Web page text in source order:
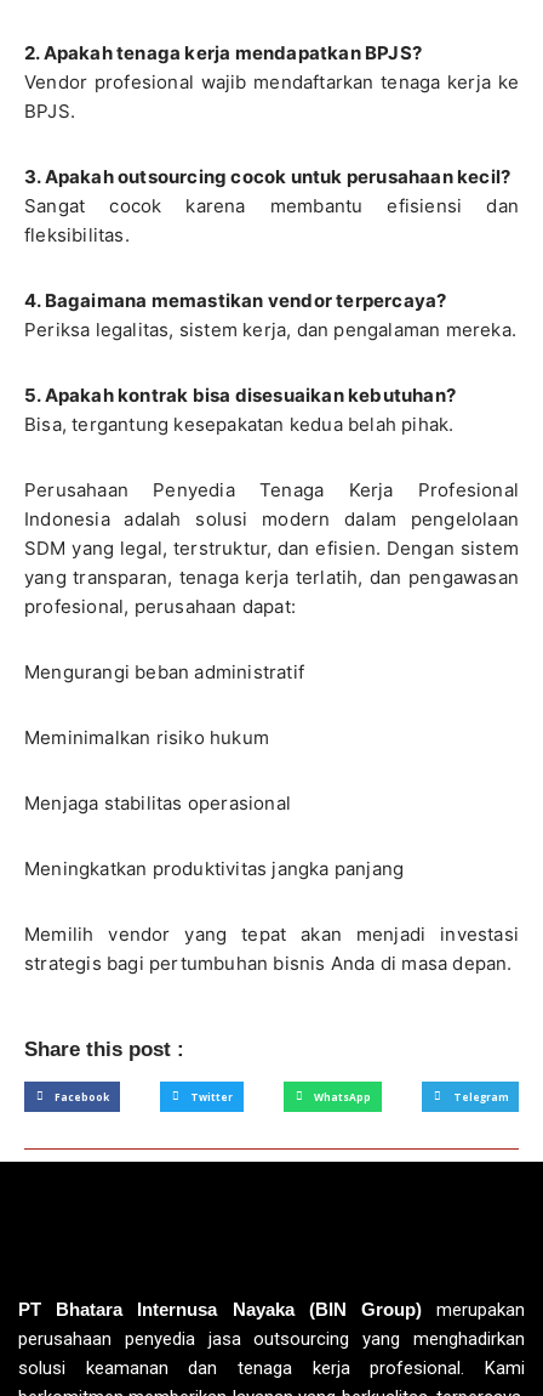
2. Apakah tenaga kerja mendapatkan BPJS?
Vendor profesional wajib mendaftarkan tenaga kerja ke
BPJS.
3. Apakah outsourcing cocok untuk perusahaan kecil?
Sangat cocok karena membantu efisiensi dan
fleksibilitas.
4. Bagaimana memastikan vendor terpercaya?
Periksa legalitas, sistem kerja, dan pengalaman mereka.
5. Apakah kontrak bisa disesuaikan kebutuhan?
Bisa, tergantung kesepakatan kedua belah pihak.
Perusahaan Penyedia Tenaga Kerja Profesional
Indonesia adalah solusi modern dalam pengelolaan
SDM yang legal, terstruktur, dan efisien. Dengan sistem
yang transparan, tenaga kerja terlatih, dan pengawasan
profesional, perusahaan dapat:
Mengurangi beban administratif
Meminimalkan risiko hukum
Menjaga stabilitas operasional
Meningkatkan produktivitas jangka panjang
Memilih vendor yang tepat akan menjadi investasi
strategis bagi pertumbuhan bisnis Anda di masa depan.
Share this post :
Facebook Twitter WhatsApp Telegram
PT Bhatara Internusa Nayaka (BIN Group)merupakan
perusahaan penyedia jasa outsourcing yang menghadirkan
solusi keamanan dan tenaga kerja profesional. Kami